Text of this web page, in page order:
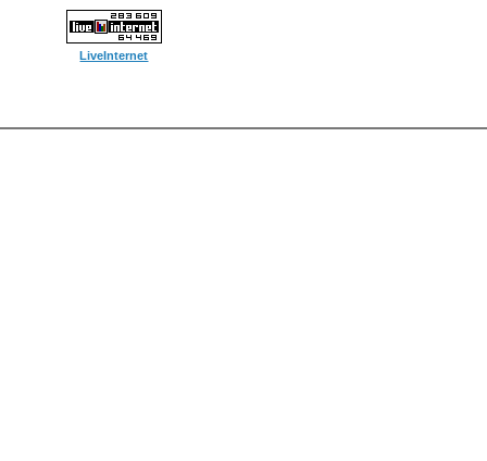
LiveInternet